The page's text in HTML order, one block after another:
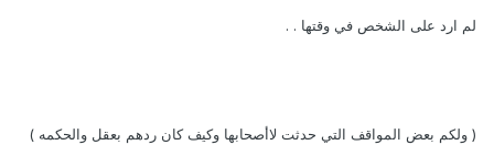
لم ارد على الشخص في وقتها . .
( ولكم بعض المواقف التي حدثت لاأصحابها وكيف كان ردهم بعقل والحكمه )